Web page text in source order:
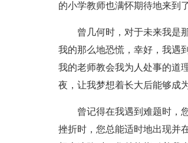
的小学教师也满怀期待地来到
曾几何时，对于未来我是
我的那么地恐慌，幸好，我遇
我的老师教会我为人处事的道
夜，让我梦想着长大后能够成
曾记得在我遇到难题时，
挫折时，您总能适时地出现并